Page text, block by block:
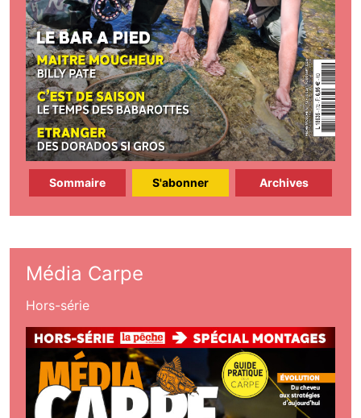
Sommaire S'abonner Archives
Média Carpe
Hors-série